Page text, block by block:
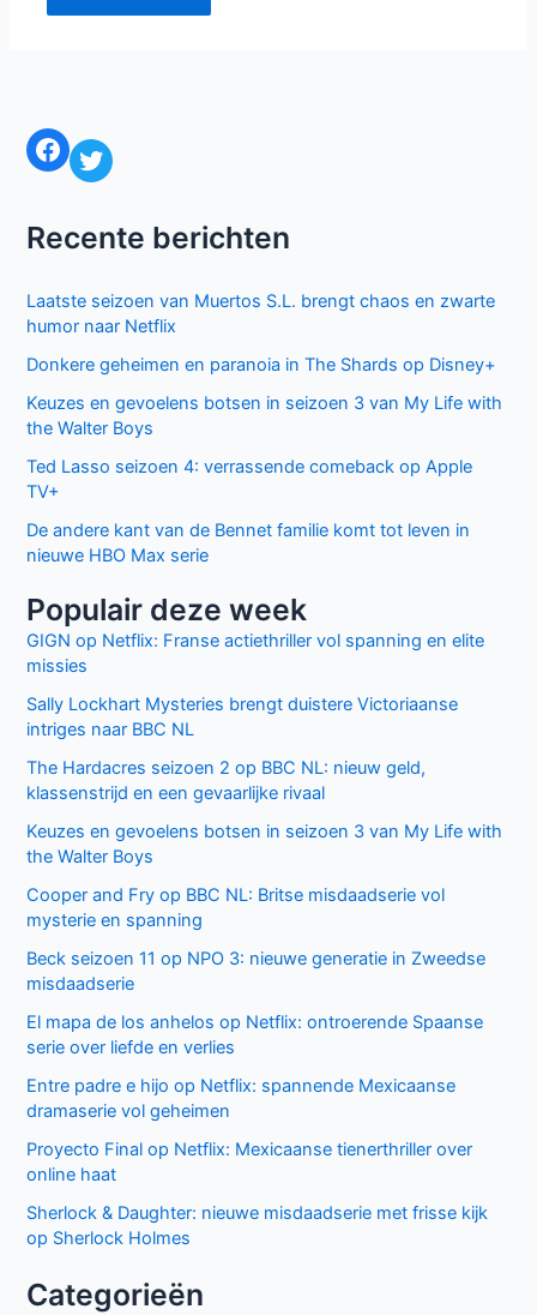
Facebook Twitter
Recente berichten
Laatste seizoen van Muertos S.L. brengt chaos en zwarte
humor naar Netflix
Donkere geheimen en paranoia in The Shards op Disney+
Keuzes en gevoelens botsen in seizoen 3 van My Life with
the Walter Boys
Ted Lasso seizoen 4: verrassende comeback op Apple
TV+
De andere kant van de Bennet familie komt tot leven in
nieuwe HBO Max serie
Populair deze week
GIGN op Netflix: Franse actiethriller vol spanning en elite
missies
Sally Lockhart Mysteries brengt duistere Victoriaanse
intriges naar BBC NL
The Hardacres seizoen 2 op BBC NL: nieuw geld,
klassenstrijd en een gevaarlijke rivaal
Keuzes en gevoelens botsen in seizoen 3 van My Life with
the Walter Boys
Cooper and Fry op BBC NL: Britse misdaadserie vol
mysterie en spanning
Beck seizoen 11 op NPO 3: nieuwe generatie in Zweedse
misdaadserie
El mapa de los anhelos op Netflix: ontroerende Spaanse
serie over liefde en verlies
Entre padre e hijo op Netflix: spannende Mexicaanse
dramaserie vol geheimen
Proyecto Final op Netflix: Mexicaanse tienerthriller over
online haat
Sherlock & Daughter: nieuwe misdaadserie met frisse kijk
op Sherlock Holmes
Categorieën